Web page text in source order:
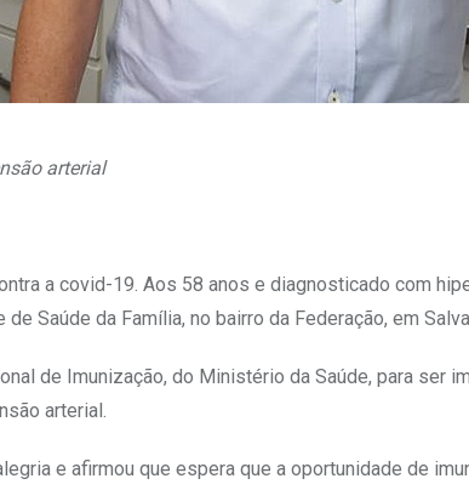
arterial
a covid-19. Aos 58 anos e diagnosticado com
Saúde da Família, no bairro da Federação, em
de Imunização, do Ministério da Saúde, para ser
arterial.
e afirmou que espera que a oportunidade de